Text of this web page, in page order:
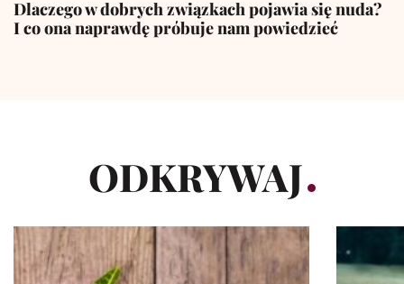
Dlaczego w dobrych związkach pojawia się nuda?
I co ona naprawdę próbuje nam powiedzieć
ODKRYWAJ